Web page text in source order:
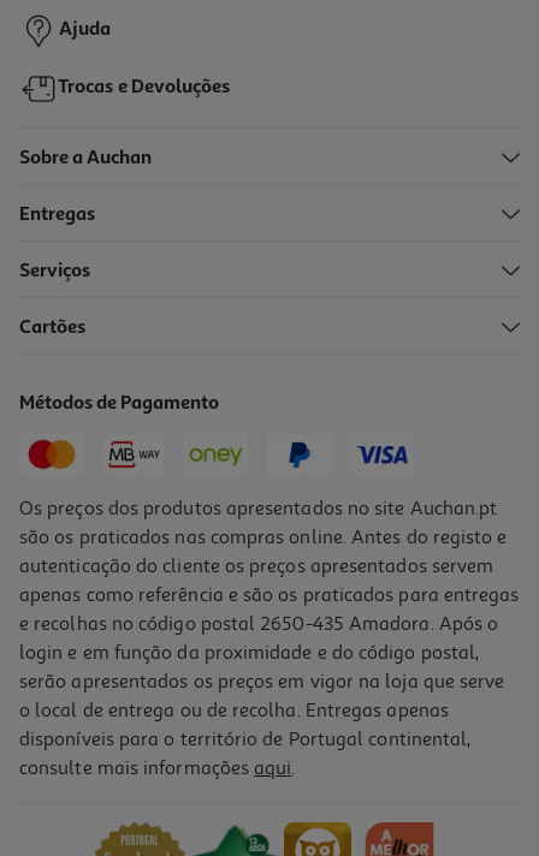
Recargas Esferográfica Apagável Pilot Frixion Tinta Azul 3
Ajuda
Trocas e Devoluções
Sobre a Auchan
Entregas
Serviços
Cartões
Métodos de Pagamento
Os preços dos produtos apresentados no site Auchan.pt
são os praticados nas compras online. Antes do registo e
autenticação do cliente os preços apresentados servem
apenas como referência e são os praticados para entregas
e recolhas no código postal 2650-435 Amadora. Após o
login e em função da proximidade e do código postal,
serão apresentados os preços em vigor na loja que serve
o local de entrega ou de recolha. Entregas apenas
disponíveis para o território de Portugal continental,
consulte mais informações aqui.